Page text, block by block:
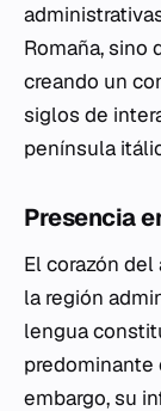
Romaña, sino
creando un
siglos de
península
Presencia
El corazón
la región
lengua
predominante
embargo, su